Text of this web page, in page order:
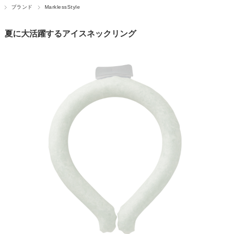
ブランド
MarklessStyle
夏に大活躍するアイスネックリング